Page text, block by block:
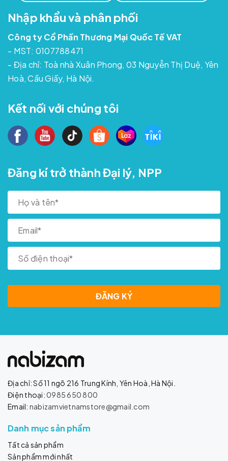
Nhập khẩu và phân phối
Công ty Cổ Phần Thương Mại Quốc Tế VAT
- MST: 0107788471
- Địa chỉ: Toà nhà Xuân Phong, 03 Nguyễn Thị Duệ, Yên
Hoà, Cầu Giấy, Hà Nội.
Kết nối với chúng tôi
Đăng kí trở thành Đại lý, NPP
ĐĂNG KÝ
Địa chỉ: Số 11 ngõ 216 Trung Kính, Yên Hoà, Hà Nội.
Điện thoại:0985 650 800
Email: nabizamvietnamstore@gmail.com
Danh mục sản phẩm
Tất cả sản phẩm
Sản phẩm mới nhất